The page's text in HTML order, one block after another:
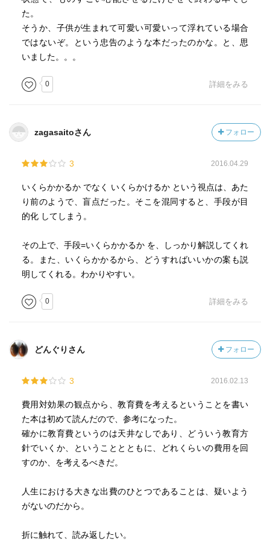
た。
そうか、子供が生まれて可愛い可愛いって浮れている場合
ではないぞ。という忠告のような本だったのかな。と、思
いました。。。
0 詳細をみる
zagasaitoさん フォロー
3 2016.04.29
いくらかかるか でなく いくらかけるか という視点は、あた
り前のようで、盲点だった。そこを混同すると、手段が目
的化 してしまう。
その上で、手段=いくらかかるか を、しっかり解説してくれ
る。また、いくらかかるから、どうすればいいかの案も説
明してくれる。わかりやすい。
0 詳細をみる
どんぐりさん フォロー
3 2016.02.13
費用対効果の観点から、教育費を考えるということを書い
た本は初めて読んだので、参考になった。
確かに教育費というのは天井なしであり、どういう教育方
針でいくか、ということとともに、どれくらいの費用を回
すのか、を考えるべきだ。
人生における大きな出費のひとつであることは、疑いよう
がないのだから。
折に触れて、読み返したい。